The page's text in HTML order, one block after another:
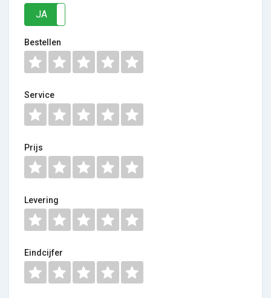
JA
Bestellen
Service
Prijs
Levering
Eindcijfer